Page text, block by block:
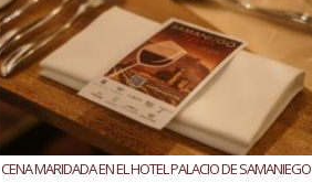
CENA MARIDADA EN EL HOTEL PALACIO DE SAMANIEGO